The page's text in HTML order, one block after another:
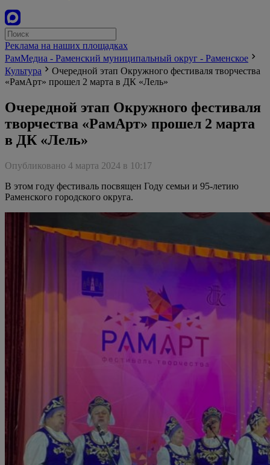
Реклама на наших площадках
РамМедиа - Раменский муниципальный округ - Раменское
Культура
Очередной этап Окружного фестиваля творчества
«РамАрт» прошел 2 марта в ДК «Лель»
Очередной этап Окружного фестиваля
творчества «РамАрт» прошел 2 марта
в ДК «Лель»
Опубликовано 4 марта 2024 в 10:17
В этом году фестиваль посвящен Году семьи и 95-летию
Раменского городского округа.